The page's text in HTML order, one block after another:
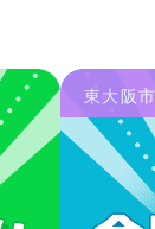
東大阪